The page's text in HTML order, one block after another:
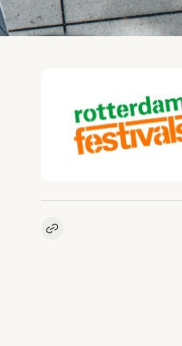
Kopieer link naar vacature